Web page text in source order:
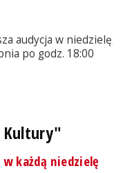
audycja w niedzielę,
po godz. 18:00
Kultury"
każdą niedzielę